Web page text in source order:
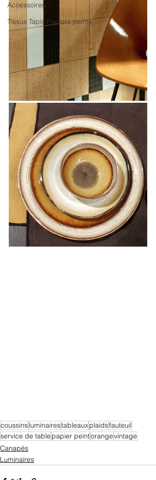
Accessoires
Tissus Tapis Papiers peints
coussinsluminairestableauxplaidsfauteuil
service de table papier peintorangevintage
Canapés
Luminaires